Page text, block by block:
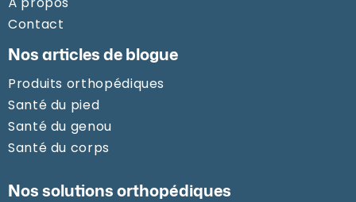
Contact
Nos articles de blogue
Produits orthopédiques
Santé du pied
Santé du genou
Santé du corps
Nos solutions orthopédiques